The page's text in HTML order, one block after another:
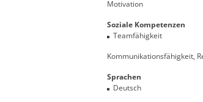
Motivation
Soziale Kompetenzen
Teamfähigkeit
Kommunikationsfähigkeit,
Sprachen
Deutsch